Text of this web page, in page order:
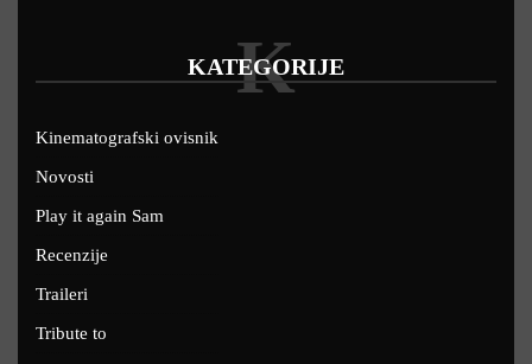
KATEGORIJE
K
Kinematografski ovisnik
Novosti
Play it again Sam
Recenzije
Traileri
Tribute to